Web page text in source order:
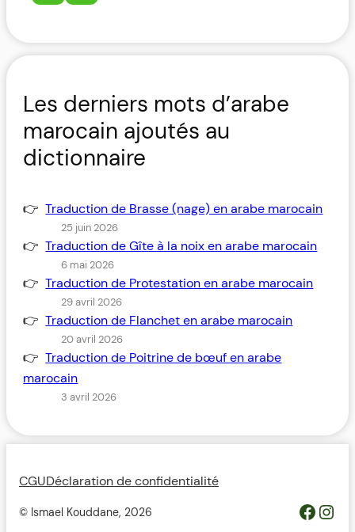
Les derniers mots d’arabe
marocain ajoutés au
dictionnaire
Traduction de Brasse (nage) en arabe marocain
25 juin 2026
Traduction de Gîte à la noix en arabe marocain
6 mai 2026
Traduction de Protestation en arabe marocain
29 avril 2026
Traduction de Flanchet en arabe marocain
20 avril 2026
Traduction de Poitrine de bœuf en arabe
marocain
3 avril 2026
CGUDéclaration de confidentialité
© Ismael Kouddane, 2026 https://www.facebook.com/profile.php?id=100093685364119&__cft__[0]=AZWovLDTUsZGvQikhreHbQlM2wwUJXYZcMIQqUCyjo4QRRB9L4ThlW7gKbCbGuz9_6H_Y_jmfsuYI_nC2pEyGg8Z46ODdeAqO0_3dJH3dIcJTw&__tn__=-UC%2CP-R